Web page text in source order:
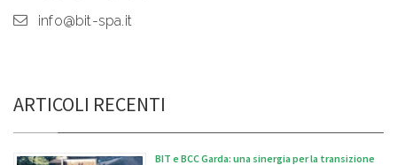
info@bit-spa.it
ARTICOLI RECENTI
BIT e BCC Garda: una sinergia per la transizione